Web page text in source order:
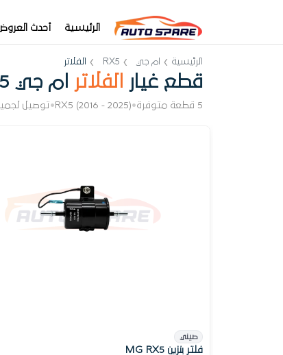
الرئيسية أحدث
الرئيسية ام جي RX5 الفلاتر
قطع غيار الفلاتر ام جي RX5
5 قطعة متوفرة •
RX5 (2016 - 2025)
•توصيل
صيني
فلتر بنزين MG RX5